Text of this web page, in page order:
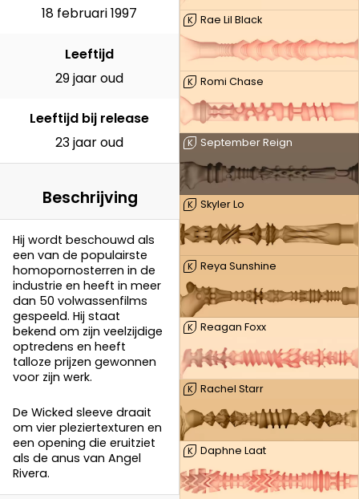
K Rae Lil Black
K Romi Chase
K September Reign
K Skyler Lo
K Reya Sunshine
K Reagan Foxx
K Rachel Starr
K Daphne Laat
18 februari 1997
Leeftijd
29 jaar oud
Leeftijd bij release
23 jaar oud
Beschrijving
Hij wordt beschouwd als
een van de populairste
homopornosterren in de
industrie en heeft in meer
dan 50 volwassenfilms
gespeeld. Hij staat
bekend om zijn veelzijdige
optredens en heeft
talloze prijzen gewonnen
voor zijn werk.
De Wicked sleeve draait
om vier pleziertexturen en
een opening die eruitziet
als de anus van Angel
Rivera.